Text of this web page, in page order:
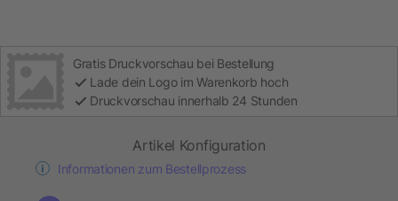
Gratis Druckvorschau bei Bestellung
Lade dein Logo im Warenkorb hoch
Druckvorschau innerhalb 24 Stunden
Artikel Konfiguration
Informationen zum Bestellprozess